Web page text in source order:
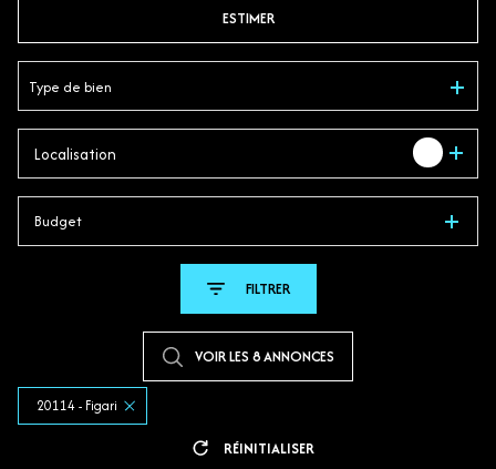
ESTIMER
Type de bien
Localisation
Budget
FILTRER
VOIR LES 8ANNONCES
20114 - Figari
RÉINITIALISER